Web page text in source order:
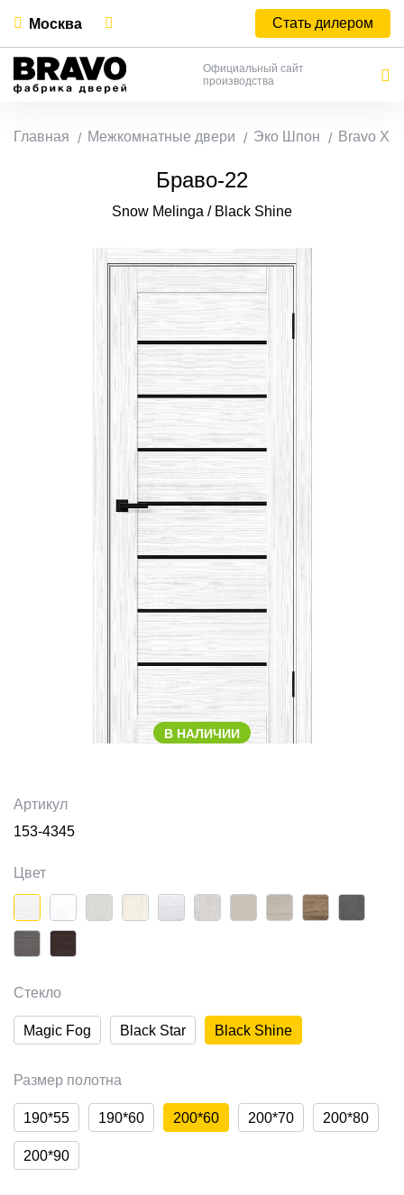
Москва Стать дилером
Официальный сайт
производства
Главная Межкомнатные двери Эко Шпон Bravo X
Браво-22
Snow Melinga / Black Shine
В НАЛИЧИИ
Артикул
153-4345
Цвет
Стекло
Magic Fog Black Star Black Shine
Размер полотна
190*55 190*60 200*60 200*70 200*80
200*90